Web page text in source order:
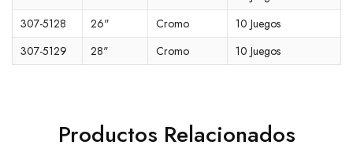
307-5128
26" Cromo
10 Juegos
307-5129
28" Cromo 10 Juegos
Productos Relacionados